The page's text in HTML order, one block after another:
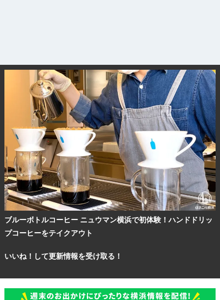
ブルーボトルコーヒー ニュウマン横浜で初体験！ハンドドリッ
プコーヒーをテイクアウト
いいね！して更新情報を受け取る！